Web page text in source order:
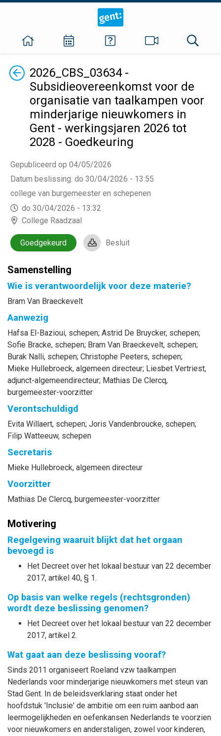
Terug2026_CBS_03634 -
Subsidieovereenkomst voor de
organisatie van taalkampen voor
minderjarige nieuwkomers in
Gent - werkingsjaren 2026 tot
2028 - Goedkeuring
Gepubliceerd op 04/05/2026
Datum beslissing: do 30/04/2026 - 13:55
college van burgemeester en schepenen
do 30/04/2026 - 13:32
College Raadzaal
Goedgekeurd Besluit
Samenstelling
Wie is verantwoordelijk voor deze materie?
Bram Van Braeckevelt
Aanwezig
Hafsa El-Bazioui, schepen; Astrid De Bruycker, schepen;
Sofie Bracke, schepen; Bram Van Braeckevelt, schepen;
Burak Nalli, schepen; Christophe Peeters, schepen;
Mieke Hullebroeck, algemeen directeur; Liesbet Vertriest,
adjunct-algemeendirecteur; Mathias De Clercq,
burgemeester-voorzitter
Verontschuldigd
Evita Willaert, schepen; Joris Vandenbroucke, schepen;
Filip Watteeuw, schepen
Secretaris
Mieke Hullebroeck, algemeen directeur
Voorzitter
Mathias De Clercq, burgemeester-voorzitter
Motivering
Regelgeving waaruit blijkt dat het orgaan
bevoegd is
Het Decreet over het lokaal bestuur van 22 december
2017, artikel 40, § 1.
Op basis van welke regels (rechtsgronden)
wordt deze beslissing genomen?
Het Decreet over het lokaal bestuur van 22 december
2017, artikel 2.
Wat gaat aan deze beslissing vooraf?
Sinds 2011 organiseert Roeland vzw taalkampen
Nederlands voor minderjarige nieuwkomers met steun van
Stad Gent. In de beleidsverklaring staat onder het
hoofdstuk 'Inclusie' de ambitie om een ruim aanbod aan
leermogelijkheden en oefenkansen Nederlands te voorzien
voor nieuwkomers en anderstaligen, zowel voor kinderen,